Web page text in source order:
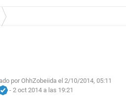
por OhhZobeiida el 2/10/2014, 05:11
- 2 oct 2014 a las 19:21